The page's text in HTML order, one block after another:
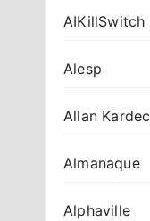
AIKillSwitch
Alesp
Allan Kardec
Almanaque
Alphaville